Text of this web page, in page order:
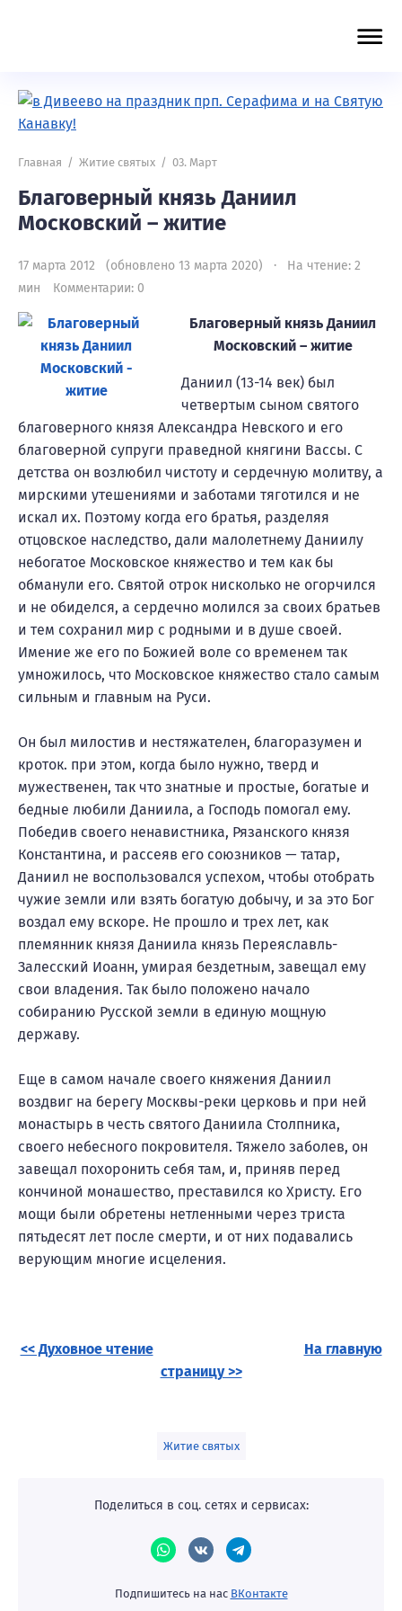
Главная / Житие святых / 03. Март
Благоверный князь Даниил
Московский – житие
17 марта 2012 (обновлено 13 марта 2020) · На чтение: 2
мин
Комментарии: 0
Благоверный князь Даниил
Московский – житие
Даниил (13-14 век) был
четвертым сыном святого
благоверного князя Александра Невского и его
благоверной супруги праведной княгини Вассы. С
детства он возлюбил чистоту и сердечную молитву, а
мирскими утешениями и заботами тяготился и не
искал их. Поэтому когда его братья, разделяя
отцовское наследство, дали малолетнему Даниилу
небогатое Московское княжество и тем как бы
обманули его. Святой отрок нисколько не огорчился
и не обиделся, а сердечно молился за своих братьев
и тем сохранил мир с родными и в душе своей.
Имение же его по Божией воле со временем так
умножилось, что Московское княжество стало самым
сильным и главным на Руси.
Он был милостив и нестяжателен, благоразумен и
кроток. при этом, когда было нужно, тверд и
мужественен, так что знатные и простые, богатые и
бедные любили Даниила, а Господь помогал ему.
Победив своего ненавистника, Рязанского князя
Константина, и рассеяв его союзников — татар,
Даниил не воспользовался успехом, чтобы отобрать
чужие земли или взять богатую добычу, и за это Бог
воздал ему вскоре. Не прошло и трех лет, как
племянник князя Даниила князь Переяславль-
Залесский Иоанн, умирая бездетным, завещал ему
свои владения. Так было положено начало
собиранию Русской земли в единую мощную
державу.
Еще в самом начале своего княжения Даниил
воздвиг на берегу Москвы-реки церковь и при ней
монастырь в честь святого Даниила Столпника,
своего небесного покровителя. Тяжело заболев, он
завещал похоронить себя там, и, приняв перед
кончиной монашество, преставился ко Христу. Его
мощи были обретены нетленными через триста
пятьдесят лет после смерти, и от них подавались
верующим многие исцеления.
<< Духовное чтение
На главную
страницу >>
Житие святых
Поделиться в соц. сетях и сервисах:
Подпишитесь на нас ВКонтакте